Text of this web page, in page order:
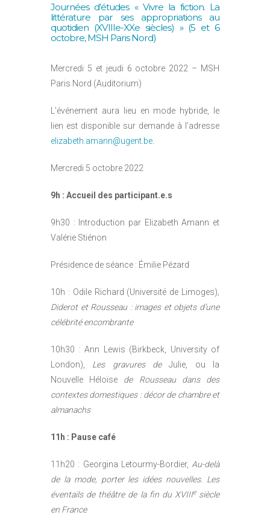
Journées d’études « Vivre la fiction. La
littérature par ses appropriations au
quotidien (XVIIIe-XXe siècles) » (5 et 6
octobre, MSH Paris Nord)
Mercredi 5 et jeudi 6 octobre 2022 – MSH
Paris Nord (Auditorium)
L’événement aura lieu en mode hybride, le
lien est disponible sur demande à l’adresse
elizabeth.amann@ugent.be
Mercredi 5 octobre 2022
9h : Accueil des participant.e.s
9h30 : Introduction par Elizabeth Amann et
Valérie Stiénon
Présidence de séance : Émilie Pézard
10h : Odile Richard (Université de Limoges),
Diderot et Rousseau : images et objets d’une
célébrité encombrante
10h30 : Ann Lewis (Birkbeck, University of
London), Les gravures deJulie, ou la
Nouvelle Héloïse de Rousseau dans des
contextes domestiques : décor de chambre et
almanachs
11h : Pause café
11h20 : Georgina Letourmy-Bordier, Au-delà
de la mode, porter les idées nouvelles. Les
éventails de théâtre de la fin du XVIIIesiècle
en France